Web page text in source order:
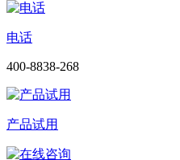
电话
400-8838-268
产品试用